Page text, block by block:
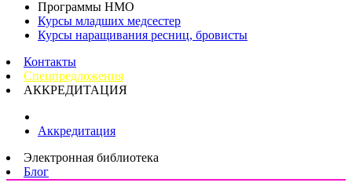
Программы НМО
Курсы младших медсестер
Курсы наращивания ресниц, бровисты
Контакты
Спецпредложения
АККРЕДИТАЦИЯ
Аккредитация
Электронная библиотека
Блог